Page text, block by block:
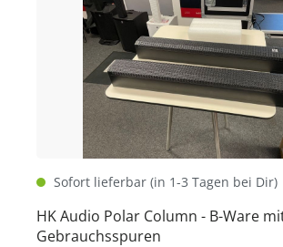
Sofort lieferbar (in 1-3 Tagen bei Dir)
HK Audio Polar Column - B-Ware
Gebrauchsspuren